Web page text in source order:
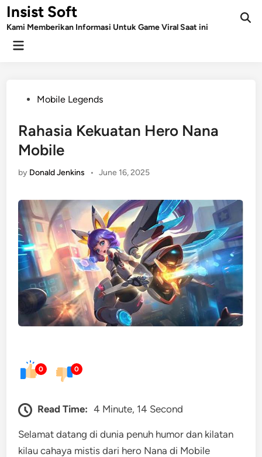
Skip
toInsist Soft
Kami Memberikan Informasi Untuk Game Viral Saat ini
Main
PostedMobile Legends
Rahasia Kekuatan Hero Nana
Mobile
by Donald Jenkins • June 16, 2025
0 0
Read Time: 4 Minute, 14 Second
Selamat datang di dunia penuh humor dan kilatan
kilau cahaya mistis dari hero Nana di Mobile